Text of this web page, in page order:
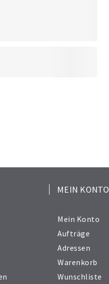
MEIN KONTO
Mein Konto
Aufträge
Adressen
Warenkorb
Wunschliste